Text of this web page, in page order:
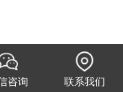
咨询 联系我们